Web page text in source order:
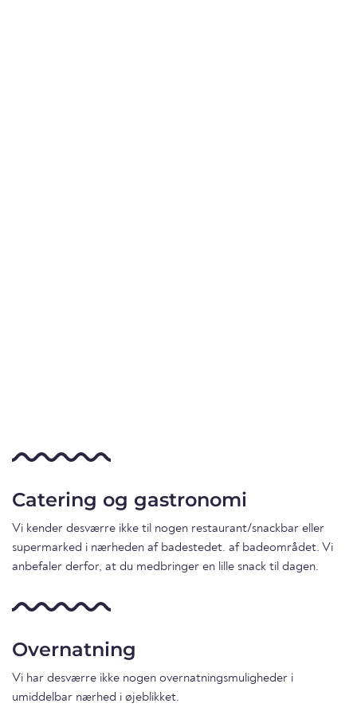
Catering og gastronomi
Vi kender desværre ikke til nogen restaurant/snackbar eller
supermarked i nærheden af badestedet. af badeområdet. Vi
anbefaler derfor, at du medbringer en lille snack til dagen.
Overnatning
Vi har desværre ikke nogen overnatningsmuligheder i
umiddelbar nærhed i øjeblikket.